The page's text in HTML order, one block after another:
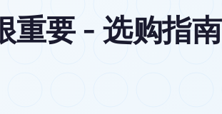
重要 - 选购指南